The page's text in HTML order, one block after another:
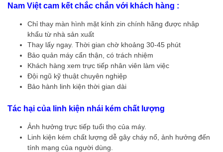
Nam Việt cam kết chắc chắn với khách hàng :
Chỉ thay màn hình mặt kính zin chính hãng được nhâp
khẩu từ nhà sản xuất
Thay lấy ngay. Thời gian chờ khoảng 30-45 phút
Bảo quản máy cẩn thận, có trách nhiệm
Khách hàng xem trực tiếp nhân viên làm việc
Đội ngũ kỹ thuật chuyên nghiệp
Bảo hành linh kiện thời gian dài
Tác hại của linh kiện nhái kém chất lượng
Ảnh hưởng trực tiếp tuổi thọ của máy.
Linh kiện kém chất lượng dễ gây cháy nổ, ảnh hưởng đến
tính mạng của người dùng.